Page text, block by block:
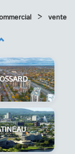
> vente